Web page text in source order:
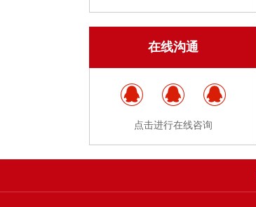
在线沟通
点击进行在线咨询